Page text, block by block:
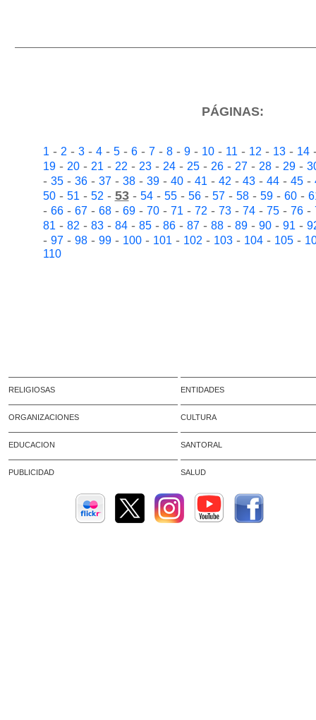
PÁGINAS:
1- 2- 3- 4- 5- 6- 7- 8- 9- 10- 11- 12- 13- 14
19- 20- 21- 22- 23- 24- 25- 26- 27- 28- 29-
- 35- 36- 37- 38- 39- 40- 41- 42- 43- 44- 45-
50- 51- 52- 53- 54- 55- 56- 57- 58- 59- 60-
- 66- 67- 68- 69- 70- 71- 72- 73- 74- 75- 76-
81- 82- 83- 84- 85- 86- 87- 88- 89- 90- 91-
- 97- 98- 99- 100- 101- 102- 103- 104- 105-
110
RELIGIOSAS ENTIDADES
ORGANIZACIONES CULTURA
EDUCACION SANTORAL
PUBLICIDAD SALUD